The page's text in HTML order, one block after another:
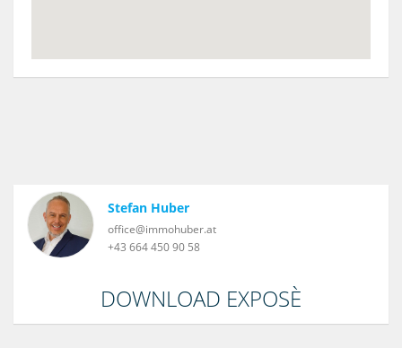
Stefan Huber
office@immohuber.at
+43 664 450 90 58
DOWNLOAD EXPOSÈ